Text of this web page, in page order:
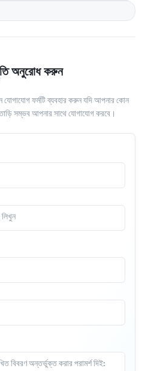
অনুরোধ করুন
ফর্মটি ব্যবহার করুন যদি আপনার কোন
সম্ভব আপনার সাথে যোগাযোগ করবে।